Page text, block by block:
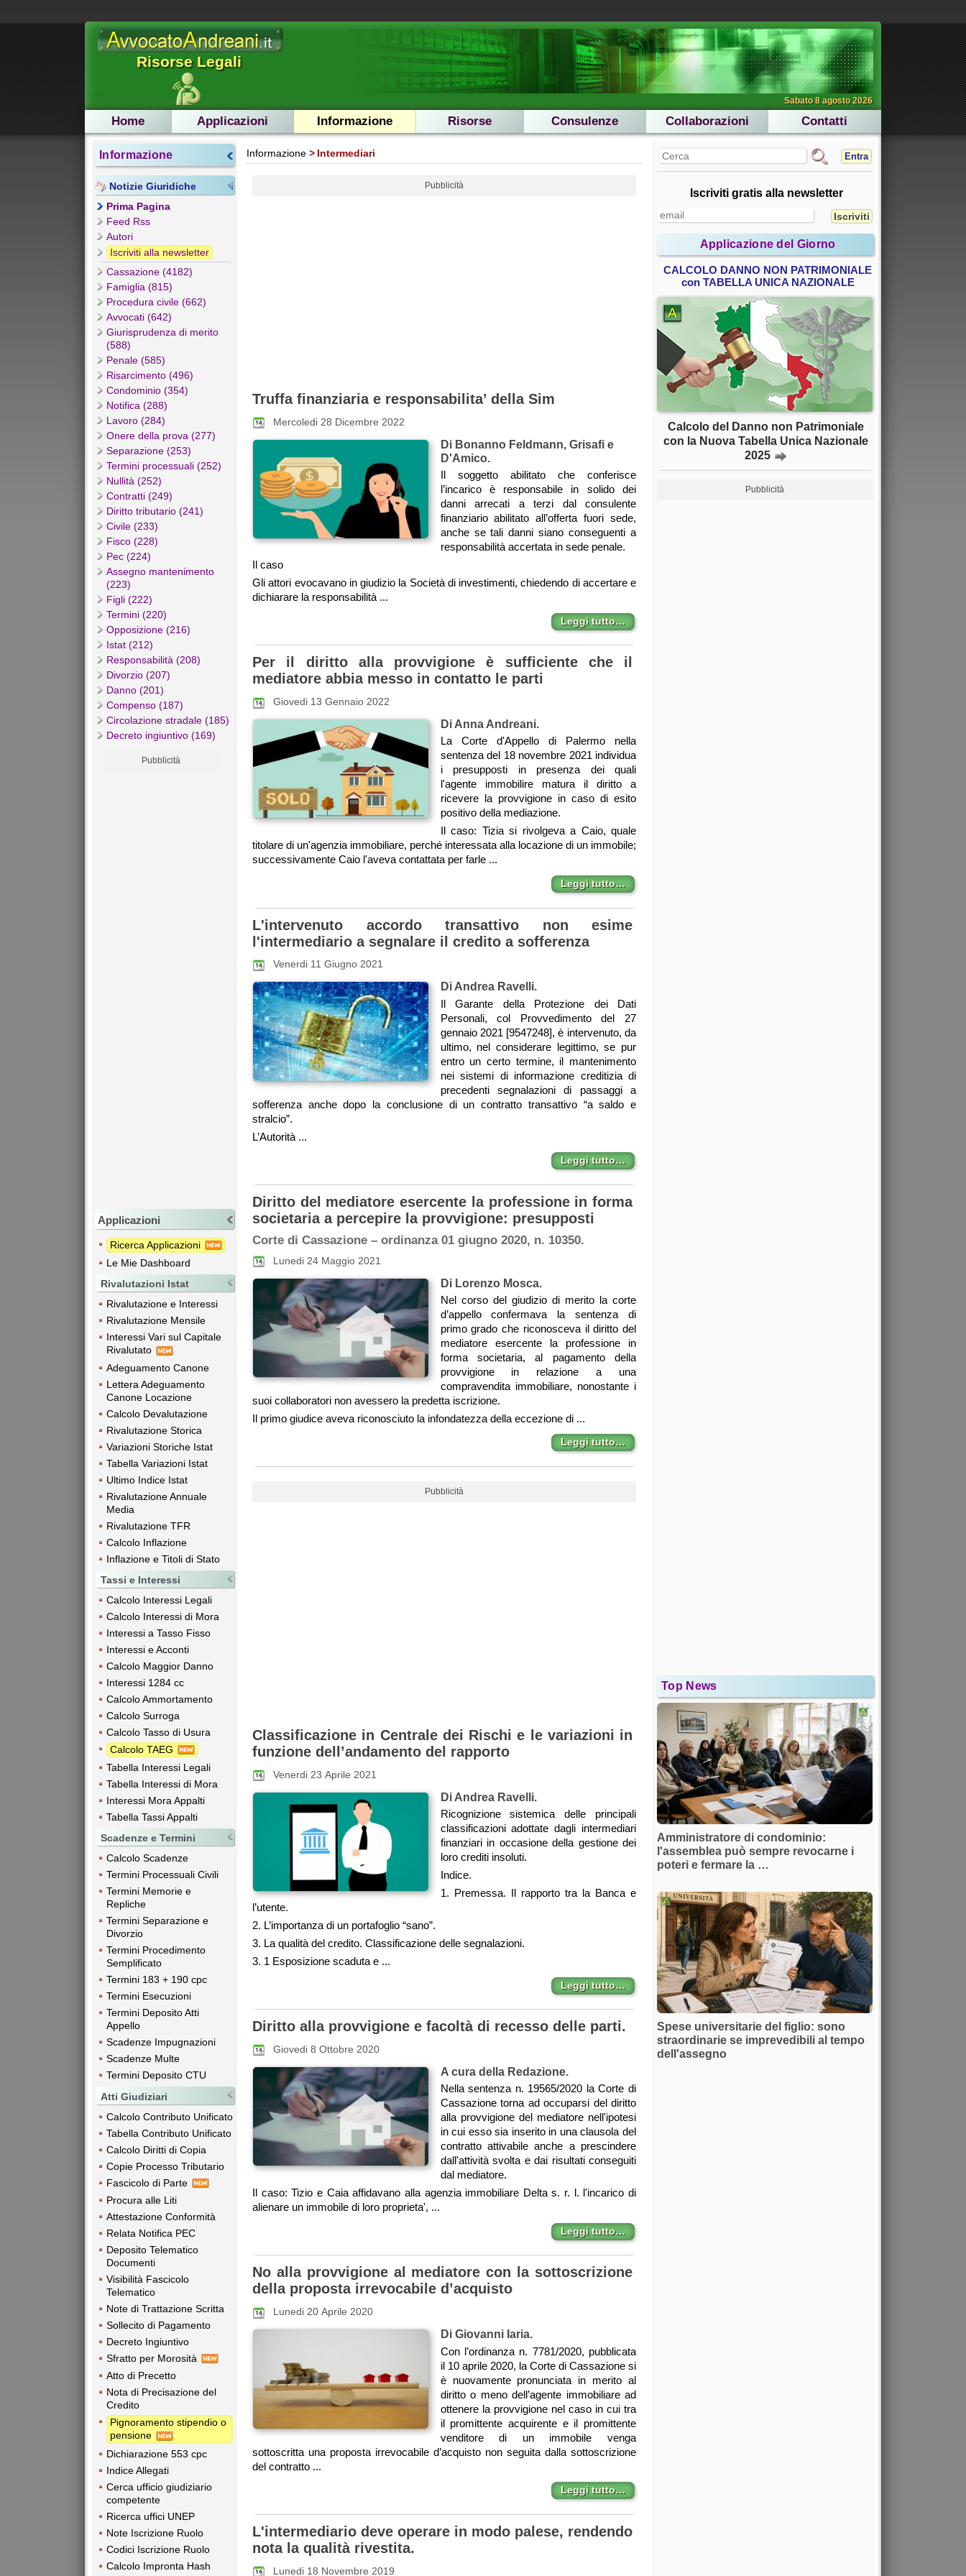
Risorse Legali
Sabato 8 agosto 2026
Home Applicazioni Informazione Risorse Consulenze Collaborazioni Contatti
Informazione
Notizie Giuridiche
Prima Pagina
Feed Rss
Autori
Iscriviti alla newsletter
Cassazione (4182)
Famiglia (815)
Procedura civile (662)
Avvocati (642)
Giurisprudenza di merito
(588)
Penale (585)
Risarcimento (496)
Condominio (354)
Notifica (288)
Lavoro (284)
Onere della prova (277)
Separazione (253)
Termini processuali (252)
Nullità (252)
Contratti (249)
Diritto tributario (241)
Civile (233)
Fisco (228)
Pec (224)
Assegno mantenimento
(223)
Figli (222)
Termini (220)
Opposizione (216)
Istat (212)
Responsabilità (208)
Divorzio (207)
Danno (201)
Compenso (187)
Circolazione stradale (185)
Decreto ingiuntivo (169)
Pubblicità
Applicazioni
Ricerca Applicazioni
Le Mie Dashboard
Rivalutazioni Istat
Rivalutazione e Interessi
Rivalutazione Mensile
Interessi Vari sul Capitale
Rivalutato
Adeguamento Canone
Lettera Adeguamento
Canone Locazione
Calcolo Devalutazione
Rivalutazione Storica
Variazioni Storiche Istat
Tabella Variazioni Istat
Ultimo Indice Istat
Rivalutazione Annuale
Media
Rivalutazione TFR
Calcolo Inflazione
Inflazione e Titoli di Stato
Tassi e Interessi
Calcolo Interessi Legali
Calcolo Interessi di Mora
Interessi a Tasso Fisso
Interessi e Acconti
Calcolo Maggior Danno
Interessi 1284 cc
Calcolo Ammortamento
Calcolo Surroga
Calcolo Tasso di Usura
Calcolo TAEG
Tabella Interessi Legali
Tabella Interessi di Mora
Interessi Mora Appalti
Tabella Tassi Appalti
Scadenze e Termini
Calcolo Scadenze
Termini Processuali Civili
Termini Memorie e
Repliche
Termini Separazione e
Divorzio
Termini Procedimento
Semplificato
Termini 183 + 190 cpc
Termini Esecuzioni
Termini Deposito Atti
Appello
Scadenze Impugnazioni
Scadenze Multe
Termini Deposito CTU
Atti Giudiziari
Calcolo Contributo Unificato
Tabella Contributo Unificato
Calcolo Diritti di Copia
Copie Processo Tributario
Fascicolo di Parte
Procura alle Liti
Attestazione Conformità
Relata Notifica PEC
Deposito Telematico
Documenti
Visibilità Fascicolo
Telematico
Note di Trattazione Scritta
Sollecito di Pagamento
Decreto Ingiuntivo
Sfratto per Morosità
Atto di Precetto
Nota di Precisazione del
Credito
Pignoramento stipendio o
pensione
Dichiarazione 553 cpc
Indice Allegati
Cerca ufficio giudiziario
competente
Ricerca uffici UNEP
Note Iscrizione Ruolo
Codici Iscrizione Ruolo
Calcolo Impronta Hash
Informazione Intermediari
Pubblicità
Truffa finanziaria e responsabilita’ della Sim
Mercoledi 28 Dicembre 2022
Di Bonanno Feldmann, Grisafi e
D'Amico.
Il soggetto abilitato che conferisce
l’incarico è responsabile in solido dei
danni arrecati a terzi dal consulente
finanziario abilitato all’offerta fuori sede,
anche se tali danni siano conseguenti a
responsabilità accertata in sede penale.
Il caso
Gli attori evocavano in giudizio la Società di investimenti, chiedendo di accertare e
dichiarare la responsabilità ...
Leggi tutto…
Per il diritto alla provvigione è sufficiente che il
mediatore abbia messo in contatto le parti
Giovedi 13 Gennaio 2022
Di Anna Andreani.
La Corte d'Appello di Palermo nella
sentenza del 18 novembre 2021 individua
i presupposti in presenza dei quali
l'agente immobilire matura il diritto a
ricevere la provvigione in caso di esito
positivo della mediazione.
Il caso: Tizia si rivolgeva a Caio, quale
titolare di un'agenzia immobiliare, perché interessata alla locazione di un immobile;
successivamente Caio l'aveva contattata per farle ...
Leggi tutto…
L'intervenuto accordo transattivo non esime
l'intermediario a segnalare il credito a sofferenza
Venerdi 11 Giugno 2021
Di Andrea Ravelli.
Il Garante della Protezione dei Dati
Personali, col Provvedimento del 27
gennaio 2021 [9547248], è intervenuto, da
ultimo, nel considerare legittimo, se pur
entro un certo termine, il mantenimento
nei sistemi di informazione creditizia di
precedenti segnalazioni di passaggi a
sofferenza anche dopo la conclusione di un contratto transattivo “a saldo e
stralcio”.
L’Autorità ...
Leggi tutto…
Diritto del mediatore esercente la professione in forma
societaria a percepire la provvigione: presupposti
Corte di Cassazione – ordinanza 01 giugno 2020, n. 10350.
Lunedi 24 Maggio 2021
Di Lorenzo Mosca.
Nel corso del giudizio di merito la corte
d’appello confermava la sentenza di
primo grado che riconosceva il diritto del
mediatore esercente la professione in
forma societaria, al pagamento della
provvigione in relazione a una
compravendita immobiliare, nonostante i
suoi collaboratori non avessero la predetta iscrizione.
Il primo giudice aveva riconosciuto la infondatezza della eccezione di ...
Leggi tutto…
Pubblicità
Classificazione in Centrale dei Rischi e le variazioni in
funzione dell’andamento del rapporto
Venerdi 23 Aprile 2021
Di Andrea Ravelli.
Ricognizione sistemica delle principali
classificazioni adottate dagli intermediari
finanziari in occasione della gestione dei
loro crediti insoluti.
Indice.
1. Premessa. Il rapporto tra la Banca e
l’utente.
2. L’importanza di un portafoglio “sano”.
3. La qualità del credito. Classificazione delle segnalazioni.
3. 1 Esposizione scaduta e ...
Leggi tutto…
Diritto alla provvigione e facoltà di recesso delle parti.
Giovedi 8 Ottobre 2020
A cura della Redazione.
Nella sentenza n. 19565/2020 la Corte di
Cassazione torna ad occuparsi del diritto
alla provvigione del mediatore nell'ipotesi
in cui esso sia inserito in una clausola del
contratto attivabile anche a prescindere
dall'attività svolta e dai risultati conseguiti
dal mediatore.
Il caso: Tizio e Caia affidavano alla agenzia immobiliare Delta s. r. l. l'incarico di
alienare un immobile di loro proprieta', ...
Leggi tutto…
No alla provvigione al mediatore con la sottoscrizione
della proposta irrevocabile d’acquisto
Lunedi 20 Aprile 2020
Di Giovanni Iaria.
Con l’ordinanza n. 7781/2020, pubblicata
il 10 aprile 2020, la Corte di Cassazione si
è nuovamente pronunciata in merito al
diritto o meno dell’agente immobiliare ad
ottenere la provvigione nel caso in cui tra
il promittente acquirente e il promittente
venditore di un immobile venga
sottoscritta una proposta irrevocabile d’acquisto non seguita dalla sottoscrizione
del contratto ...
Leggi tutto…
L'intermediario deve operare in modo palese, rendendo
nota la qualità rivestita.
Lunedi 18 Novembre 2019
Entra
Iscriviti gratis alla newsletter
Applicazione del Giorno
CALCOLO DANNO NON PATRIMONIALE
con TABELLA UNICA NAZIONALE
Calcolo del Danno non Patrimoniale
con la Nuova Tabella Unica Nazionale
2025
Pubblicità
Top News
Amministratore di condominio:
l'assemblea può sempre revocarne i
poteri e fermare la …
Spese universitarie del figlio: sono
straordinarie se imprevedibili al tempo
dell'assegno